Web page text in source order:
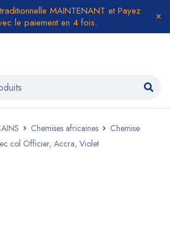
MAINTENANT et Payez
le paiement en 4 fois.
Chemises africaines
Chemise
col Officier, Accra, Violet